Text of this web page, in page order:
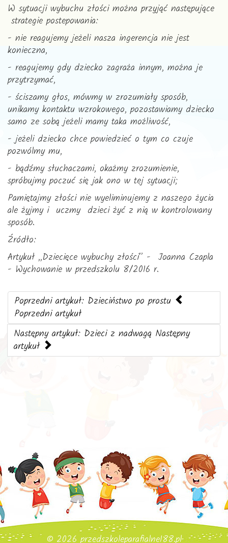
W sytuacji wybuchu złości można przyjąć następujące
strategie postepowania:
- nie reagujemy jeżeli nasza ingerencja nie jest
konieczna,
- reagujemy gdy dziecko zagraża innym, można je
przytrzymać,
- ściszamy głos, mówmy w zrozumiały sposób,
unikamy kontaktu wzrokowego, pozostawiamy dziecko
samo ze sobą jeżeli mamy taka możliwość,
- jeżeli dziecko chce powiedzieć o tym co czuje
pozwólmy mu,
- bądźmy słuchaczami, okażmy zrozumienie,
spróbujmy poczuć się jak ono w tej sytuacji;
Pamiętajmy złości nie wyeliminujemy z naszego życia
ale żyjmy i uczmy dzieci żyć z nią w kontrolowany
sposób.
Źródło:
Artykuł ,,Dziecięce wybuchy złości” - Joanna Czapla
- Wychowanie w przedszkolu 8/2016 r.
Poprzedni artykuł: Dzieciństwo po prostu
Poprzedni artykuł
Następny artykuł: Dzieci z nadwagą Następny
artykuł
© 2026 przedszkoleparafialne188.pl